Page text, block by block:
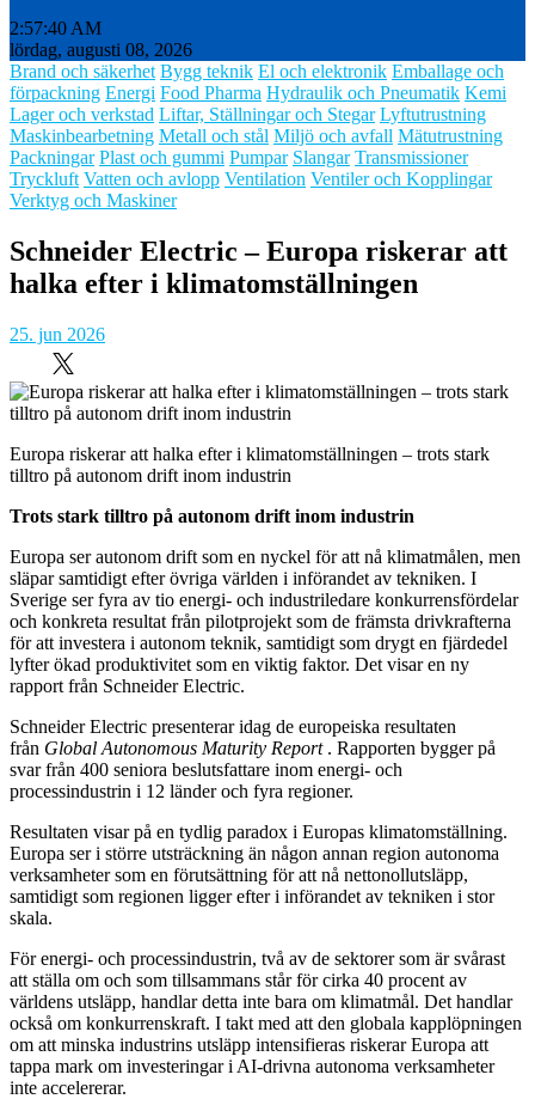
2:57:41 AM
lördag, augusti 08, 2026
Brand och säkerhet Bygg teknik El och elektronik Emballage och
förpackning Energi Food Pharma Hydraulik och Pneumatik Kemi
Lager och verkstad Liftar, Ställningar och Stegar Lyftutrustning
Maskinbearbetning Metall och stål Miljö och avfall Mätutrustning
Packningar Plast och gummi Pumpar Slangar Transmissioner
Tryckluft Vatten och avlopp Ventilation Ventiler och Kopplingar
Verktyg och Maskiner
Schneider Electric – Europa riskerar att
halka efter i klimatomställningen
25. jun 2026
Europa riskerar att halka efter i klimatomställningen – trots stark
tilltro på autonom drift inom industrin
Trots stark tilltro på autonom drift inom industrin
Europa ser autonom drift som en nyckel för att nå klimatmålen, men
släpar samtidigt efter övriga världen i införandet av tekniken. I
Sverige ser fyra av tio energi- och industriledare konkurrensfördelar
och konkreta resultat från pilotprojekt som de främsta drivkrafterna
för att investera i autonom teknik, samtidigt som drygt en fjärdedel
lyfter ökad produktivitet som en viktig faktor. Det visar en ny
rapport från Schneider Electric.
Schneider Electric presenterar idag de europeiska resultaten
från Global Autonomous Maturity Report. Rapporten bygger på
svar från 400 seniora beslutsfattare inom energi- och
processindustrin i 12 länder och fyra regioner.
Resultaten visar på en tydlig paradox i Europas klimatomställning.
Europa ser i större utsträckning än någon annan region autonoma
verksamheter som en förutsättning för att nå nettonollutsläpp,
samtidigt som regionen ligger efter i införandet av tekniken i stor
skala.
För energi- och processindustrin, två av de sektorer som är svårast
att ställa om och som tillsammans står för cirka 40 procent av
världens utsläpp, handlar detta inte bara om klimatmål. Det handlar
också om konkurrenskraft. I takt med att den globala kapplöpningen
om att minska industrins utsläpp intensifieras riskerar Europa att
tappa mark om investeringar i AI-drivna autonoma verksamheter
inte accelererar.